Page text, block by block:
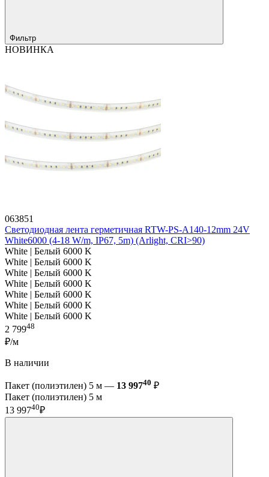
Фильтр
НОВИНКА
063851
Светодиодная лента герметичная RTW-PS-A140-12mm 24V
White6000 (4-18 W/m, IP67, 5m) (Arlight, CRI>90)
White | Белый 6000 K
White | Белый 6000 K
White | Белый 6000 K
White | Белый 6000 K
White | Белый 6000 K
White | Белый 6000 K
White | Белый 6000 K
2 79948
₽/м
В наличии
Пакет (полиэтилен) 5 м — 13 99740 ₽
Пакет (полиэтилен) 5 м
13 99740₽